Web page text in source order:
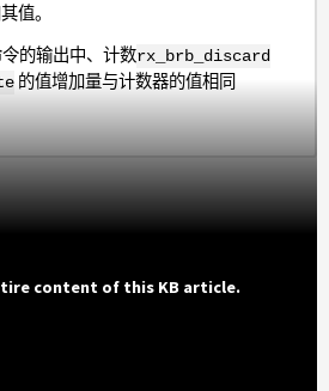
值。
的输出中、计数rx_brb_discard
的值增加量与计数器的值相同
content of this KB article.